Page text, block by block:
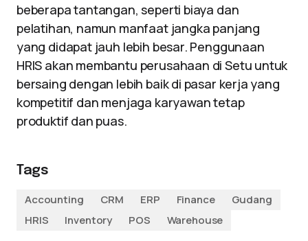
beberapa tantangan, seperti biaya dan
pelatihan, namun manfaat jangka panjang
yang didapat jauh lebih besar. Penggunaan
HRIS akan membantu perusahaan di Setu untuk
bersaing dengan lebih baik di pasar kerja yang
kompetitif dan menjaga karyawan tetap
produktif dan puas.
Tags
Accounting
CRM ERP Finance
Gudang
HRIS
Inventory POS Warehouse